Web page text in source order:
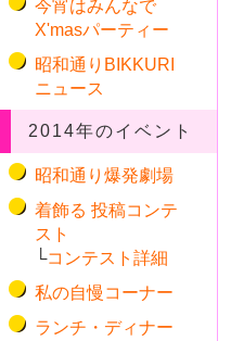
今宵はみんなで
X'masパーティー
昭和通りBIKKURI
ニュース
2014年のイベント
昭和通り爆発劇場
着飾る 投稿コンテ
スト
└コンテスト詳細
私の自慢コーナー
ランチ・ディナー